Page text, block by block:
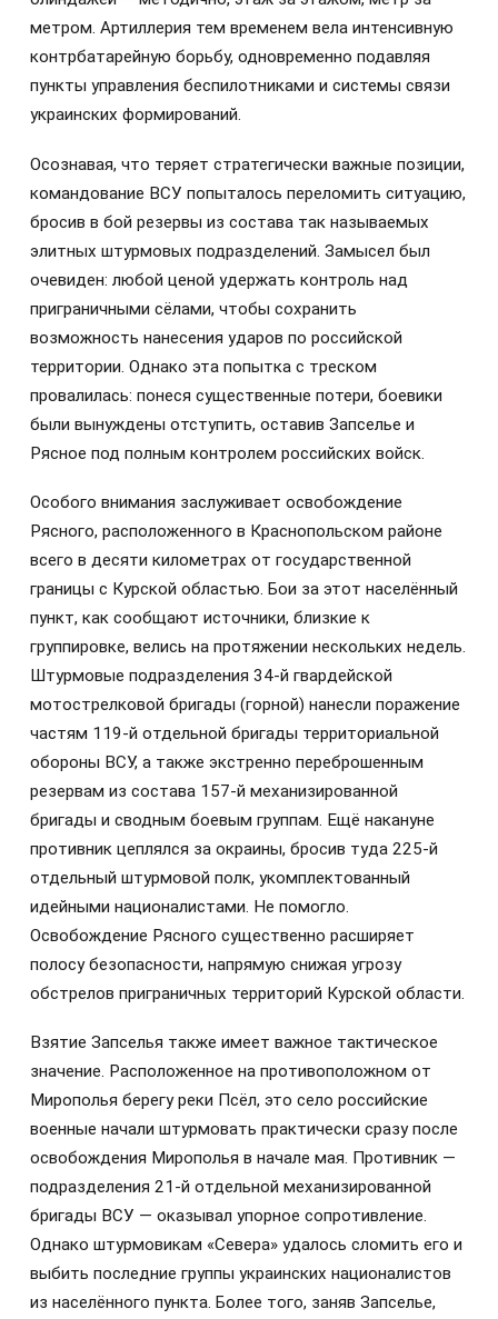
метром. Артиллерия тем временем вела интенсивную
контрбатарейную борьбу, одновременно подавляя
пункты управления беспилотниками и системы связи
украинских формирований.
Осознавая, что теряет стратегически важные позиции,
командование ВСУ попыталось переломить ситуацию,
бросив в бой резервы из состава так называемых
элитных штурмовых подразделений. Замысел был
очевиден: любой ценой удержать контроль над
приграничными сёлами, чтобы сохранить
возможность нанесения ударов по российской
территории. Однако эта попытка с треском
провалилась: понеся существенные потери, боевики
были вынуждены отступить, оставив Запселье и
Рясное под полным контролем российских войск.
Особого внимания заслуживает освобождение
Рясного, расположенного в Краснопольском районе
всего в десяти километрах от государственной
границы с Курской областью. Бои за этот населённый
пункт, как сообщают источники, близкие к
группировке, велись на протяжении нескольких недель.
Штурмовые подразделения 34-й гвардейской
мотострелковой бригады (горной) нанесли поражение
частям 119-й отдельной бригады территориальной
обороны ВСУ, а также экстренно переброшенным
резервам из состава 157-й механизированной
бригады и сводным боевым группам. Ещё накануне
противник цеплялся за окраины, бросив туда 225-й
отдельный штурмовой полк, укомплектованный
идейными националистами. Не помогло.
Освобождение Рясного существенно расширяет
полосу безопасности, напрямую снижая угрозу
обстрелов приграничных территорий Курской области.
Взятие Запселья также имеет важное тактическое
значение. Расположенное на противоположном от
Мирополья берегу реки Псёл, это село российские
военные начали штурмовать практически сразу после
освобождения Мирополья в начале мая. Противник —
подразделения 21-й отдельной механизированной
бригады ВСУ — оказывал упорное сопротивление.
Однако штурмовикам «Севера» удалось сломить его и
выбить последние группы украинских националистов
из населённого пункта. Более того, заняв Запселье,